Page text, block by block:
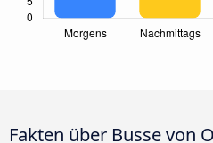
Fakten über Busse von